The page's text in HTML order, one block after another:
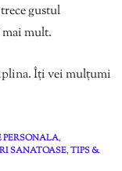
gustul
mai mult.
Îți vei mulțumi
PERSONALA,
SANATOASE,TIPS &